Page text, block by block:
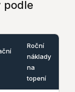
podle
Roční
náklady
na
topení